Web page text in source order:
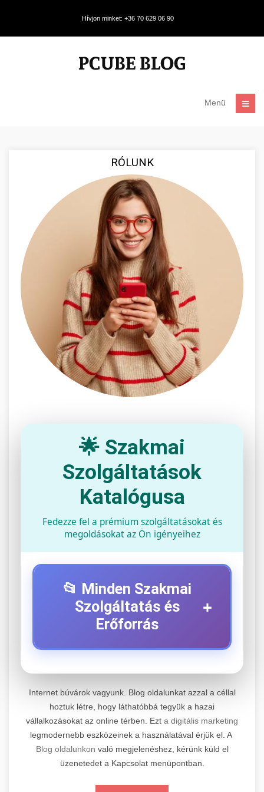
Hívjon minket: +36 70 629 06 90
Menü
RÓLUNK
🌟 Szakmai
Szolgáltatások
Katalógusa
Fedezze fel a prémium szolgáltatásokat és
megoldásokat az Ön igényeihez
📂 Minden Szakmai
Szolgáltatás és
Erőforrás
+
+
Professzionális elektromos roller javítási és
karbantartási szolgáltatások. Szakértő
technikusaink minőségi szervízt nyújtanak
minden jelentős márkához és modellhez.
Szervizközpont Látogatása
📊 2. Online Marketing
Ügynökség
+
Átfogó online marketing szolgáltatások,
beleértve a SEO-t, közösségi média kezelést és
Internet búvárok vagyunk. Blog oldalunkat azzal a céllal
hoztuk létre, hogy láthatóbbá tegyük a hazai
vállalkozásokat az online térben. Ezt a digitális marketing
legmodernebb eszközeinek a használatával érjük el. A
Blog oldalunkon való megjelenéshez, kérünk küld el
üzenetedet a Kapcsolat menüpontban.